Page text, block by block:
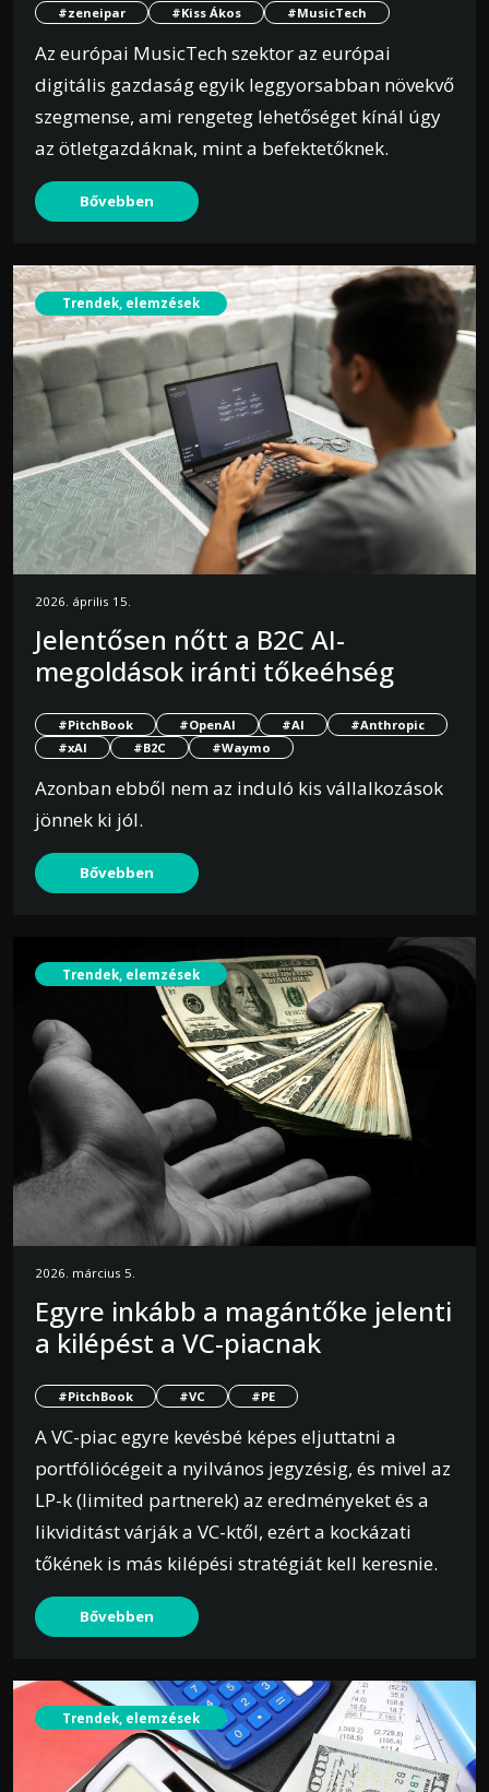
#zeneipar #Kiss Ákos #MusicTech
Az európai MusicTech szektor az európai
digitális gazdaság egyik leggyorsabban növekvő
szegmense, ami rengeteg lehetőséget kínál úgy
az ötletgazdáknak, mint a befektetőknek.
Bővebben
Trendek, elemzések
2026. április 15.
Jelentősen nőtt a B2C AI-
megoldások iránti tőkeéhség
#PitchBook #OpenAI #AI
#Anthropic
#xAI
#B2C #Waymo
Azonban ebből nem az induló kis vállalkozások
jönnek ki jól.
Bővebben
Trendek, elemzések
2026. március 5.
Egyre inkább a magántőke jelenti
a kilépést a VC-piacnak
#PitchBook #VC #PE
A VC-piac egyre kevésbé képes eljuttatni a
portfóliócégeit a nyilvános jegyzésig, és mivel az
LP-k (limited partnerek) az eredményeket és a
likviditást várják a VC-ktől, ezért a kockázati
tőkének is más kilépési stratégiát kell keresnie.
Bővebben
Trendek, elemzések